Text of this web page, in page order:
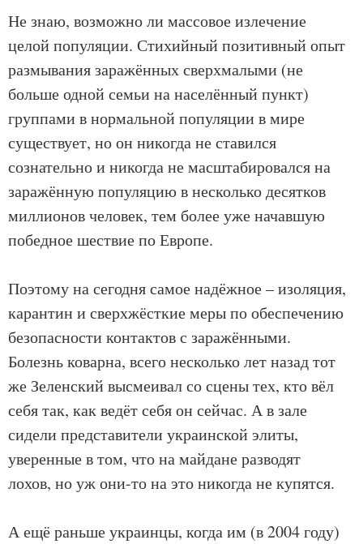
Не знаю, возможно ли массовое излечение
целой популяции. Стихийный позитивный опыт
размывания заражённых сверхмалыми (не
больше одной семьи на населённый пункт)
группами в нормальной популяции в мире
существует, но он никогда не ставился
сознательно и никогда не масштабировался на
заражённую популяцию в несколько десятков
миллионов человек, тем более уже начавшую
победное шествие по Европе.
Поэтому на сегодня самое надёжное – изоляция,
карантин и сверхжёсткие меры по обеспечению
безопасности контактов с заражёнными.
Болезнь коварна, всего несколько лет назад тот
же Зеленский высмеивал со сцены тех, кто вёл
себя так, как ведёт себя он сейчас. А в зале
сидели представители украинской элиты,
уверенные в том, что на майдане разводят
лохов, но уж они-то на это никогда не купятся.
А ещё раньше украинцы, когда им (в 2004 году)